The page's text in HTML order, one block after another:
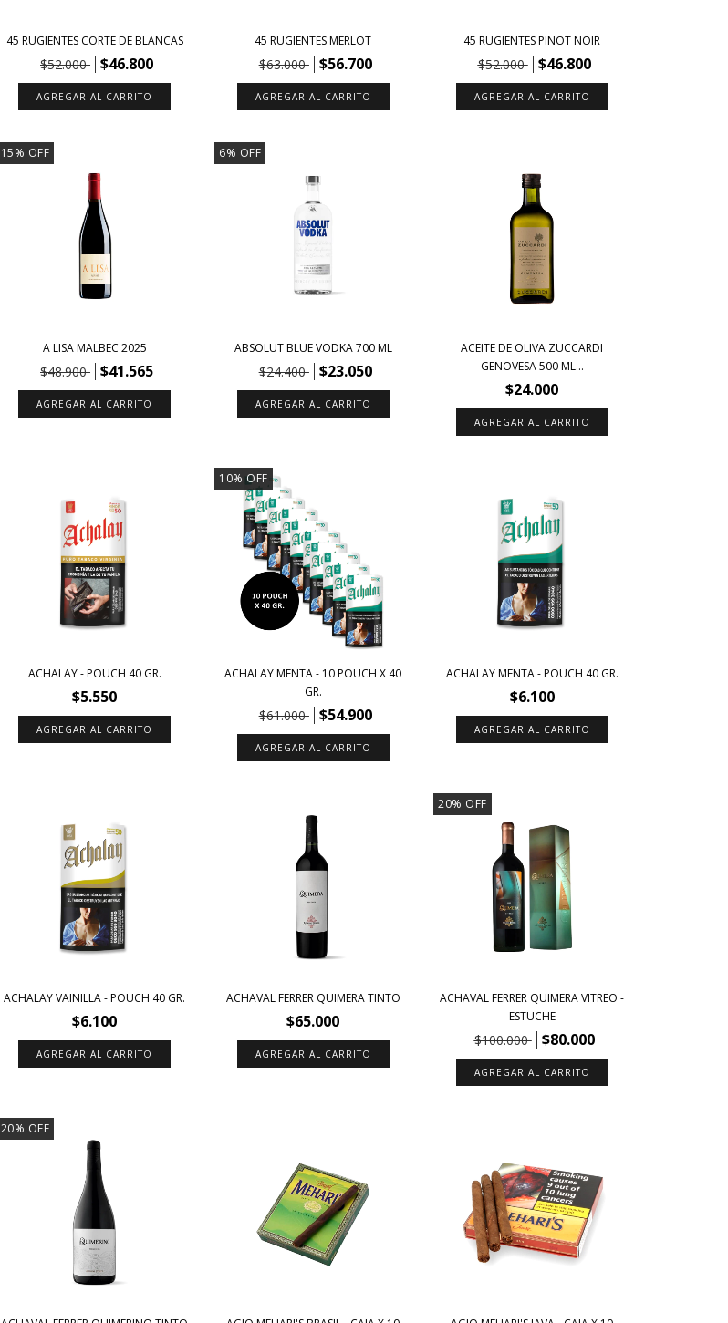
45 RUGIENTES CORTE DE BLANCAS
$52.000 $46.800
45 RUGIENTES MERLOT
$63.000 $56.700
45 RUGIENTES PINOT NOIR
$52.000 $46.800
15% OFF
A LISA MALBEC 2025
$48.900 $41.565
6% OFF
ABSOLUT BLUE VODKA 700 ML
$24.400 $23.050
ACEITE DE OLIVA ZUCCARDI
GENOVESA 500 ML...
$24.000
ACHALAY - POUCH 40 GR.
$5.550
10%OFF
ACHALAY MENTA - 10 POUCH X 40
GR.
$61.000 $54.900
ACHALAY MENTA - POUCH 40 GR.
$6.100
ACHALAY VAINILLA - POUCH 40 GR.
$6.100
ACHAVAL FERRER QUIMERA TINTO
$65.000
20% OFF
ACHAVAL FERRER QUIMERA VITREO -
ESTUCHE
$100.000 $80.000
20% OFF